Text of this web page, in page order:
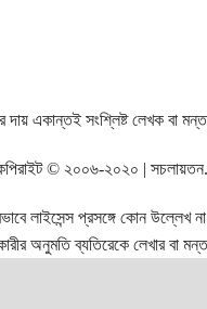
দায় একান্তই সংশ্লিষ্ট লেখক বা
© ২০০৬-২০২০ |
লাইসেন্স প্রসঙ্গে কোন উল্লেখ
অনুমতি ব্যতিরেকে লেখার বা